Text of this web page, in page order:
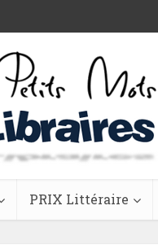
PRIX Littéraire